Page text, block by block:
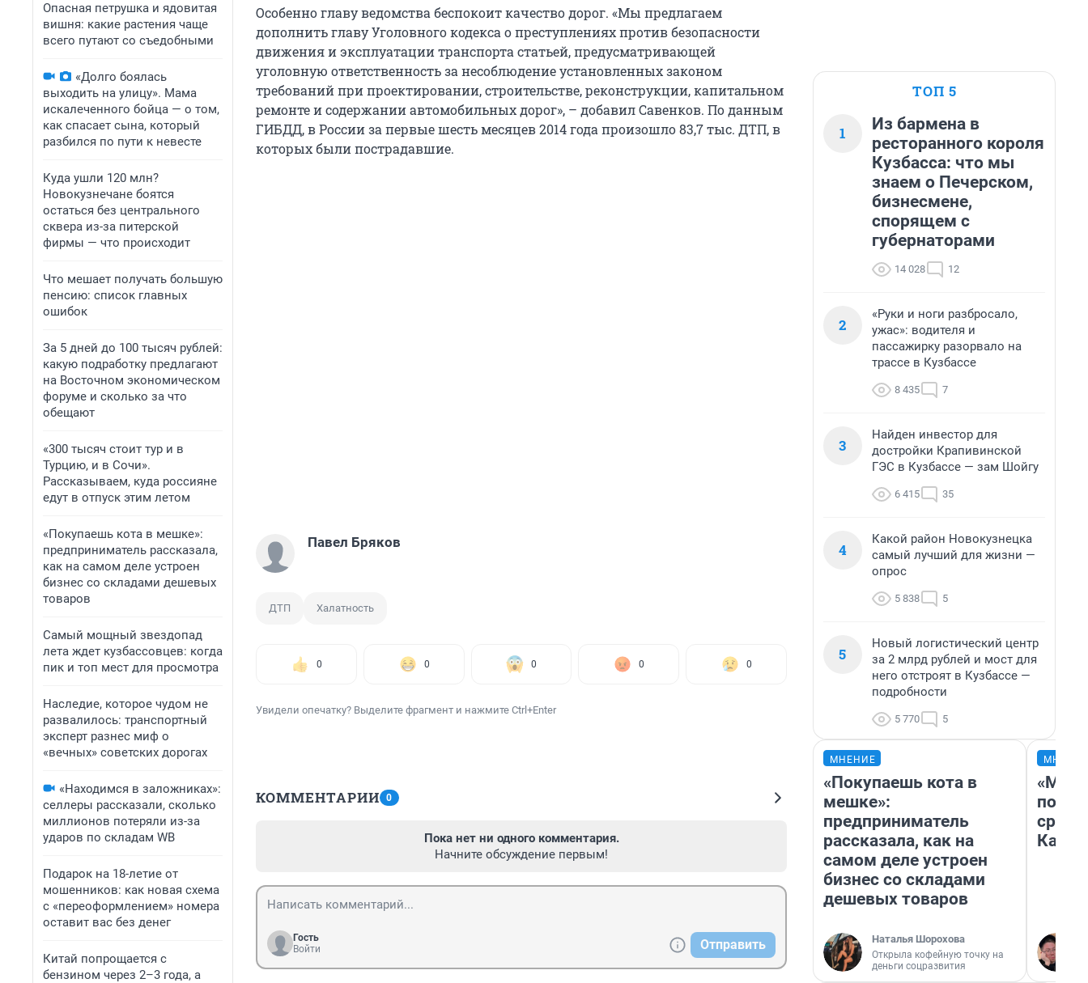
Опасная петрушка и ядовитая
вишня: какие растения чаще
всего путают со съедобными
«Долго боялась
выходить на улицу». Мама
искалеченного бойца — о том,
как спасает сына, который
разбился по пути к невесте
Куда ушли 120 млн?
Новокузнечане боятся
остаться без центрального
сквера из-за питерской
фирмы — что происходит
Что мешает получать большую
пенсию: список главных
ошибок
За 5 дней до 100 тысяч рублей:
какую подработку предлагают
на Восточном экономическом
форуме и сколько за что
обещают
«300 тысяч стоит тур и в
Турцию, и в Сочи».
Рассказываем, куда россияне
едут в отпуск этим летом
«Покупаешь кота в мешке»:
предприниматель рассказала,
как на самом деле устроен
бизнес со складами дешевых
товаров
Самый мощный звездопад
лета ждет кузбассовцев: когда
пик и топ мест для просмотра
Наследие, которое чудом не
развалилось: транспортный
эксперт разнес миф о
«вечных» советских дорогах
«Находимся в заложниках»:
селлеры рассказали, сколько
миллионов потеряли из-за
ударов по складам WB
Подарок на 18-летие от
мошенников: как новая схема
с «переоформлением» номера
оставит вас без денег
Китай попрощается с
бензином через 2–3 года, а
Особенно главу ведомства беспокоит качество дорог. «Мы предлагаем
дополнить главу Уголовного кодекса о преступлениях против безопасности
движения и эксплуатации транспорта статьей, предусматривающей
уголовную ответственность за несоблюдение установленных законом
требований при проектировании, строительстве, реконструкции, капитальном
ремонте и содержании автомобильных дорог», – добавил Савенков. По данным
ГИБДД, в России за первые шесть месяцев 2014 года произошло 83,7 тыс. ДТП, в
которых были пострадавшие.
Павел Бряков
ДТП Халатность
0 0 0 0 0
Увидели опечатку? Выделите фрагмент и нажмите Ctrl+Enter
КОММЕНТАРИИ 0
Пока нет ни одного комментария.
Начните обсуждение первым!
Гость
Войти
Отправить
ТОП 5
1
Из бармена в
ресторанного короля
Кузбасса: что мы
знаем о Печерском,
бизнесмене,
спорящем с
губернаторами
14 028 12
2
«Руки и ноги разбросало,
ужас»: водителя и
пассажирку разорвало на
трассе в Кузбассе
8 435 7
3
Найден инвестор для
достройки Крапивинской
ГЭС в Кузбассе — зам Шойгу
6 415 35
4
Какой район Новокузнецка
самый лучший для жизни —
опрос
5 838 5
5
Новый логистический центр
за 2 млрд рублей и мост для
него отстроят в Кузбассе —
подробности
5 770 5
МНЕНИЕ
«Покупаешь кота в
мешке»:
предприниматель
рассказала, как на
самом деле устроен
бизнес со складами
дешевых товаров
Наталья Шорохова
Открыла кофейную точку на
деньги соцразвития